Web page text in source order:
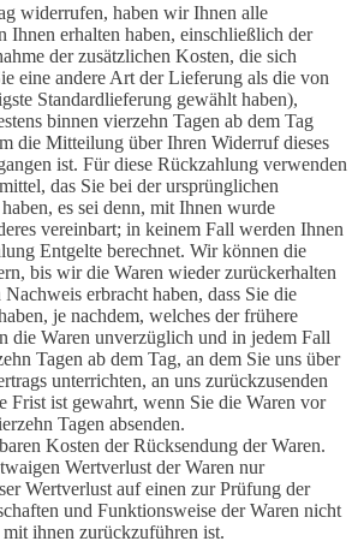
widerrufen, haben wir Ihnen alle
Ihnen erhalten haben, einschließlich der
der zusätzlichen Kosten, die sich
eine andere Art der Lieferung als die von
Standardlieferung gewählt haben),
binnen vierzehn Tagen ab dem Tag
die Mitteilung über Ihren Widerruf dieses
ist. Für diese Rückzahlung verwenden
das Sie bei der ursprünglichen
es sei denn, mit Ihnen wurde
vereinbart; in keinem Fall werden Ihnen
Entgelte berechnet. Wir können die
bis wir die Waren wieder zurückerhalten
erbracht haben, dass Sie die
je nachdem, welches der frühere
die Waren unverzüglich und in jedem Fall
Tagen ab dem Tag, an dem Sie uns über
unterrichten, an uns zurückzusenden
Frist ist gewahrt, wenn Sie die Waren vor
Tagen absenden.
Kosten der Rücksendung der Waren.
Wertverlust der Waren nur
Wertverlust auf einen zur Prüfung der
und Funktionsweise der Waren nicht
ihnen zurückzuführen ist.